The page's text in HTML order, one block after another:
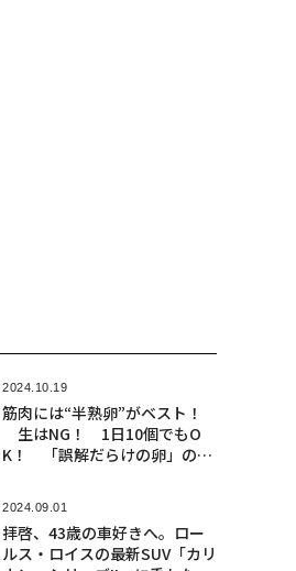
2024.10.19
筋肉には“半熟卵”がベスト！
生はNG！ 1日10個でもO
K！ 「誤解だらけの卵」の真
2024.09.01
拝啓、43歳の車好きへ。ロー
ルス・ロイスの最新SUV「カリ